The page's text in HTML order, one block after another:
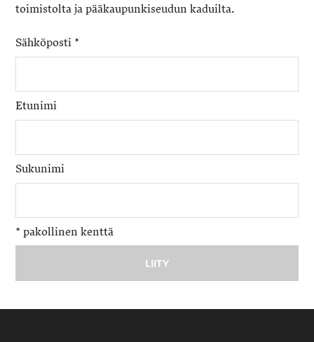
toimistolta ja pääkaupunkiseudun kaduilta.
Sähköposti *
Etunimi
Sukunimi
* pakollinen kenttä